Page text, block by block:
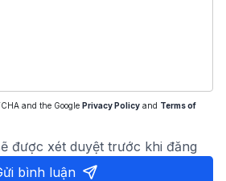
and the Google Privacy Policy and Terms of
được xét duyệt trước khi đăng
bình luận